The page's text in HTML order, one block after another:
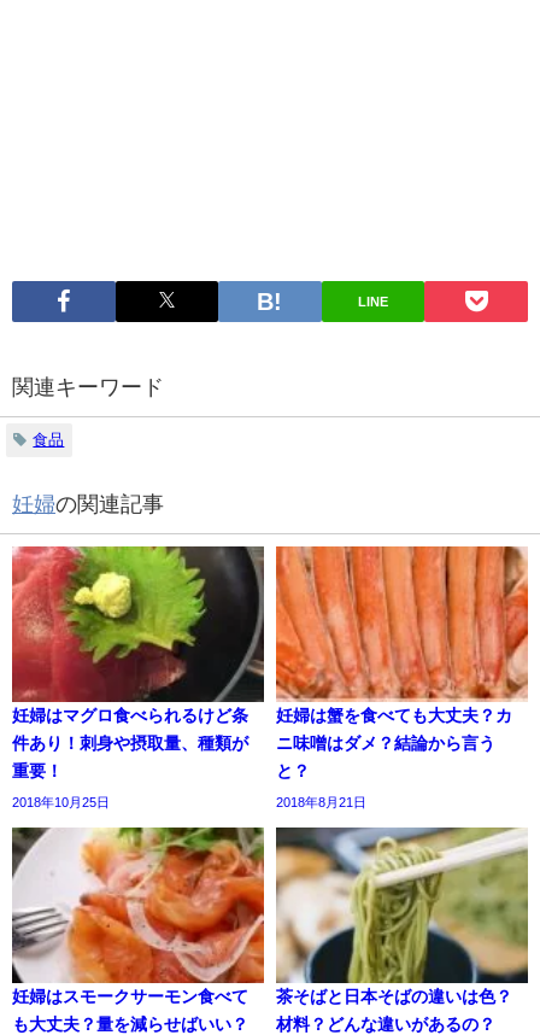
LINE
関連キーワード
食品
妊婦の関連記事
妊婦はマグロ食べられるけど条
件あり！刺身や摂取量、種類が
重要！
2018年10月25日
妊婦は蟹を食べても大丈夫？カ
ニ味噌はダメ？結論から言う
と？
2018年8月21日
妊婦はスモークサーモン食べて
も大丈夫？量を減らせばいい？
茶そばと日本そばの違いは色？
材料？どんな違いがあるの？